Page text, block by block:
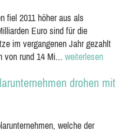
fiel 2011 höher aus als
Euro sind für die
im vergangenen Jahr gezahlt
von rund 14 Mi... weiterlesen
drohen mit
welche der